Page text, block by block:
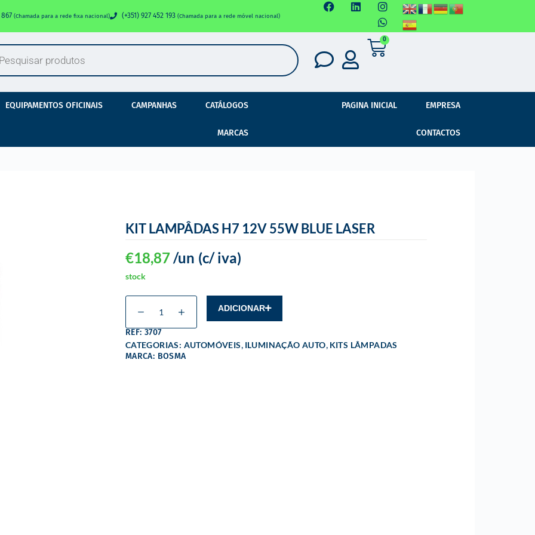
867 (Chamada para a rede fixa nacional) (+351) 927 452 193 (Chamada para a rede móvel nacional)
0
EQUIPAMENTOS OFICINAIS CAMPANHAS CATÁLOGOS
MARCAS
PAGINA INICIAL EMPRESA
CONTACTOS
KIT LAMPÂDAS H7 12V 55W BLUE LASER
€18,87 (c/ iva)
/un
stock
ADICIONAR
REF: 3707
CATEGORIAS: AUTOMÓVEIS, ILUMINAÇÃO AUTO, KITS LÂMPADAS
MARCA: BOSMA